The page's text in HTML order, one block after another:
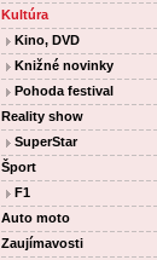
Kultúra
Kino, DVD
Knižné novinky
Pohoda festival
Reality show
SuperStar
Šport
F1
Auto moto
Zaujímavosti